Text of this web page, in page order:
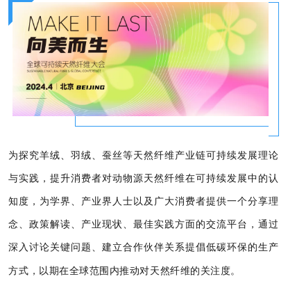
为探究羊绒、羽绒、蚕丝等天然纤维产业链可持续发展理论
与实践，提升消费者对动物源天然纤维在可持续发展中的认
知度，为学界、产业界人士以及广大消费者提供一个分享理
念、政策解读、产业现状、最佳实践方面的交流平台，通过
深入讨论关键问题、建立合作伙伴关系提倡低碳环保的生产
方式，以期在全球范围内推动对天然纤维的关注度。